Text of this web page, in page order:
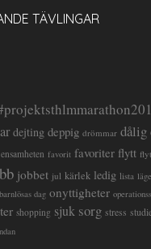
TÄVLINGAR
dejting deppig drömmar dålig
ensamheten favorit favoriter flytt
jobbet jul kärlek ledig lista
dag onyttigheter
shopping sjuk sorg stress